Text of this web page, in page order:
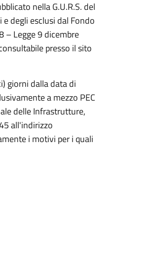
nella G.U.R.S. del
degli esclusi dal Fondo
– Legge 9 dicembre
presso il sito
giorni dalla data di
a mezzo PEC
delle Infrastrutture,
all'indirizzo
i motivi per i quali